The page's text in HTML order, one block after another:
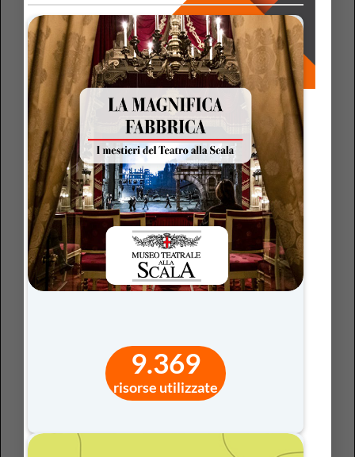
9.369
risorse utilizzate
L’approccio sopra descritto trova una forte
attualizzazione nel framework dell’Universal Design for
Learning(UDL), modello educativo che si basa sull’idea
che l’
eterogeneità della classenon sia un ostacolo, ma
una risorsa, e che il ruolo della scuola sia quello di
rimuovere le barriere all’apprendimento, offrendo a tutti
pari opportunità di successo.
Questo approccio chiede agli insegnanti di ripensare il
proprio approccio didattico, di spostare lo sguardo da
chi “ha bisogno di qualcosa in più” a una scuola che parte
da tutti. Il cuore del modello dell’UDL è che gli insegnanti
debbano progettare sin dall’inizio
percorsi didattici
grado di rispondere alla variabilità degli studenti
offrendo diverse modalità di accesso, espressione e
modalità per presentare le informazioni, riconoscendo
che gli studenti elaborano e comprendono i contenuti in
modi differenti.
modalità diverse, rispettando le loro preferenze e abilità.